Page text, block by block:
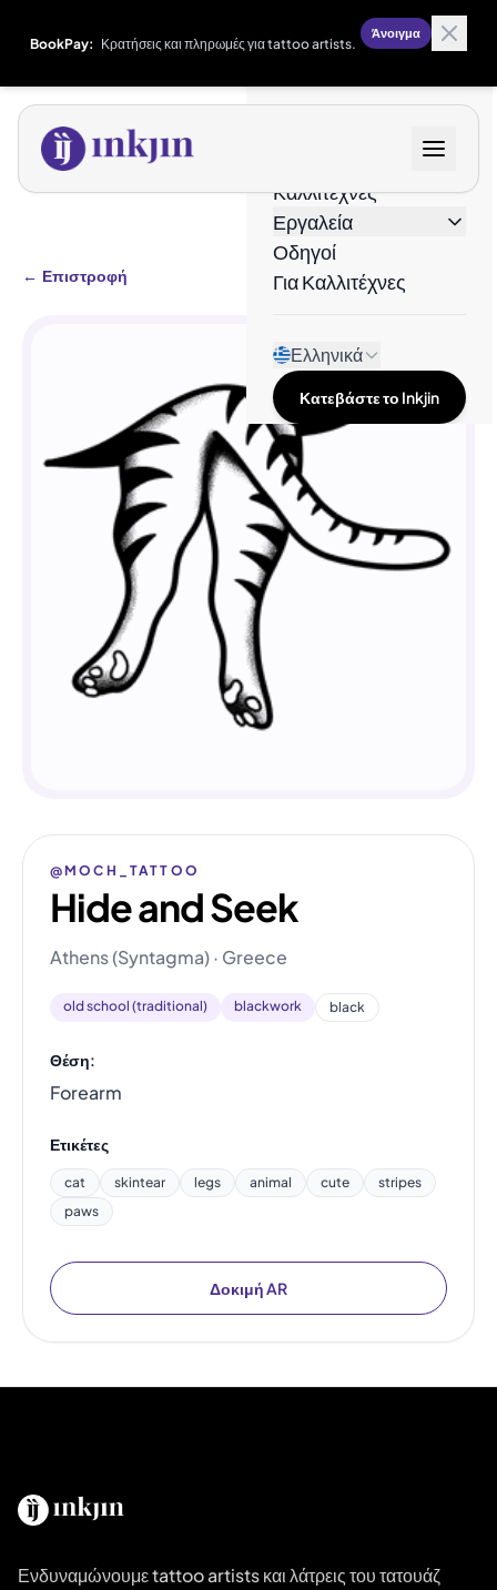
BookPay: Κρατήσεις και πληρωμές για tattoo artists.
Άνοιγμα
Καλλιτέχνες
Εργαλεία
Οδηγοί
Για Καλλιτέχνες
Ελληνικά
Κατεβάστε το Inkjin
← Επιστροφή
@MOCH_TATTOO
Hide and Seek
Athens (Syntagma) · Greece
old school (traditional) blackwork black
Θέση:
Forearm
Ετικέτες
cat skintear legs animal cute
stripes
paws
Δοκιμή AR
Ενδυναμώνουμε tattoo artists και λάτρεις του τατουάζ